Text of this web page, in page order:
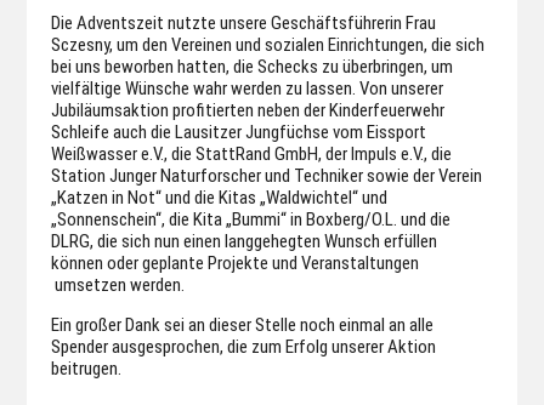
Die Adventszeit nutzte unsere Geschäftsführerin Frau
Sczesny, um den Vereinen und sozialen Einrichtungen, die sich
bei uns beworben hatten, die Schecks zu überbringen, um
vielfältige Wünsche wahr werden zu lassen. Von unserer
Jubiläumsaktion profitierten neben der Kinderfeuerwehr
Schleife auch die Lausitzer Jungfüchse vom Eissport
Weißwasser e.V., die StattRand GmbH, der Impuls e.V., die
Station Junger Naturforscher und Techniker sowie der Verein
„Katzen in Not“ und die Kitas „Waldwichtel“ und
„Sonnenschein“, die Kita „Bummi“ in Boxberg/O.L. und die
DLRG, die sich nun einen langgehegten Wunsch erfüllen
können oder geplante Projekte und Veranstaltungen
umsetzen werden.
Ein großer Dank sei an dieser Stelle noch einmal an alle
Spender ausgesprochen, die zum Erfolg unserer Aktion
beitrugen.